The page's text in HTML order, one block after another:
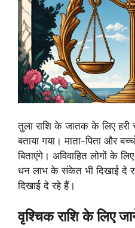
तुला राशि के जातक के लिए
बताया गया। माता-पिता और
बिताएंगे। अविवाहित लोगों के
धन लाभ के संकेत भी दिखाई दे
दिखाई दे रहे हैं।
वृश्चिक राशि के लिए